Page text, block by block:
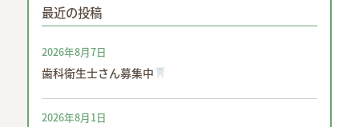
最近の投稿
歯科衛生士さん募集中
2026年8月7日
2026年8月1日